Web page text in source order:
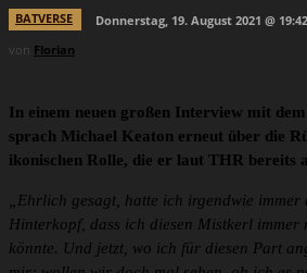
BATVERSE
Donnerstag, 19. August 2021 @ 19:42
von Florian
In einem neuen großen Interview mit
sprach Michael Keaton erneut über die
ikonischen Rolle, die er laut THR bereits
„Ehrlich gesagt, hatte ich irgendwie immer
Hinterkopf, dass ich diesen Mistkerl immer
könnte. Und jetzt, wo ich für diesen Part